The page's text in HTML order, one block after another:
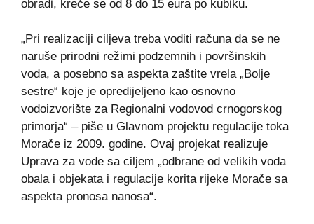
obradi, kreće se od 8 do 15 eura po kubiku.
„Pri realizaciji ciljeva treba voditi računa da se ne
naruše prirodni režimi podzemnih i površinskih
voda, a posebno sa aspekta zaštite vrela „Bolje
sestre“ koje je opredijeljeno kao osnovno
vodoizvorište za Regionalni vodovod crnogorskog
primorja“ – piše u Glavnom projektu regulacije toka
Morače iz 2009. godine. Ovaj projekat realizuje
Uprava za vode sa ciljem „odbrane od velikih voda
obala i objekata i regulacije korita rijeke Morače sa
aspekta pronosa nanosa“.